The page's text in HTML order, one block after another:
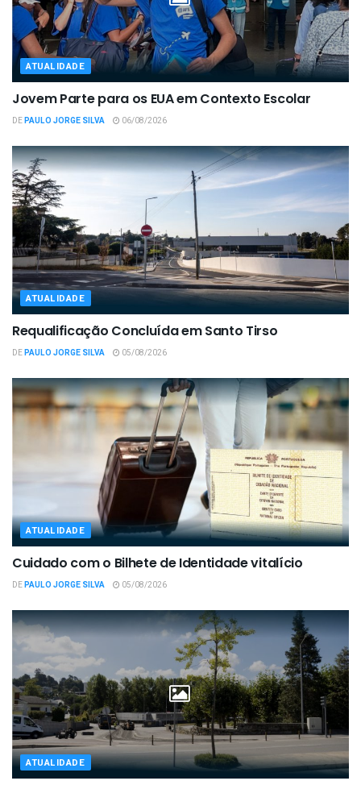
ATUALIDADE
Jovem Parte para os EUA em Contexto Escolar
DEPAULO JORGE SILVA 06/08/2026
ATUALIDADE
Requalificação Concluída em Santo Tirso
DEPAULO JORGE SILVA 05/08/2026
ATUALIDADE
Cuidado com o Bilhete de Identidade vitalício
DEPAULO JORGE SILVA 05/08/2026
ATUALIDADE